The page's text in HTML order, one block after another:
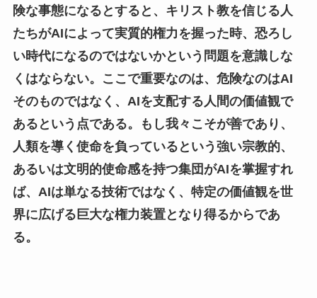
険な事態になるとすると、キリスト教を信じる人
たちがAIによって実質的権力を握った時、恐ろし
い時代になるのではないかという問題を意識しな
くはならない。ここで重要なのは、危険なのはAI
そのものではなく、AIを支配する人間の価値観で
あるという点である。もし我々こそが善であり、
人類を導く使命を負っているという強い宗教的、
あるいは文明的使命感を持つ集団がAIを掌握すれ
ば、AIは単なる技術ではなく、特定の価値観を世
界に広げる巨大な権力装置となり得るからであ
る。